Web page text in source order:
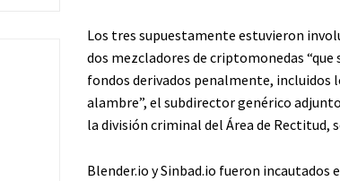
Los tres supuestamente estuvieron
dos mezcladores de criptomonedas
fondos derivados penalmente, incluidos
alambre”, el subdirector genérico
la división criminal del Área de Rectitud,
Blender.io y Sinbad.io fueron